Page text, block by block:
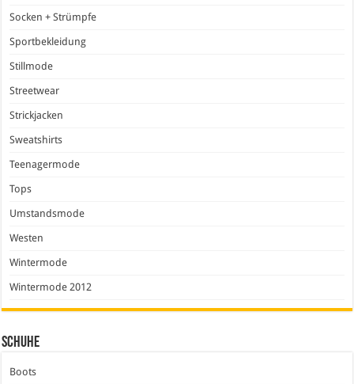
Socken + Strümpfe
Sportbekleidung
Stillmode
Streetwear
Strickjacken
Sweatshirts
Teenagermode
Tops
Umstandsmode
Westen
Wintermode
Wintermode 2012
Schuhe
Boots